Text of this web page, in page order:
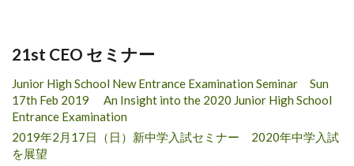
21st CEO セミナー
Junior High School New Entrance Examination Seminar Sun
17th Feb 2019 An Insight into the 2020 Junior High School
Entrance Examination
2019年2月17日（日）新中学入試セミナー 2020年中学入試
を展望